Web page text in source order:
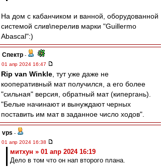
На дом с кабанчиком и ванной, оборудованной
системой слив\перелив марки "Guillermo
Abascal":)
Спектр -
01 апр 2024 16:47
Rip van Winkle , тут уже даже не
кооперативный мат получился, а его более
"сильная" версия, обратный мат (кипергань).
"Белые начинают и вынуждают черных
поставить им мат в заданное число ходов".
vps -
01 апр 2024 16:38
митхун » 01 апр 2024 16:19
Дело в том что он нап второго плана.